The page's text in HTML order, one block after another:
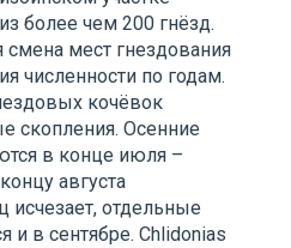
более чем 200 гнёзд.
смена мест гнездования
численности по годам.
кочёвок
скопления. Осенние
в конце июля –
августа
исчезает, отдельные
и в сентябре. Chlidonias